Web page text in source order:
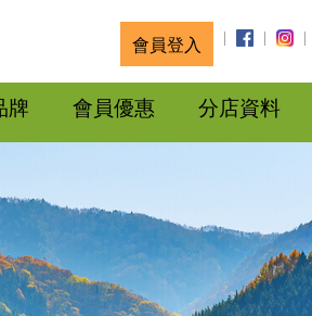
會員登入
牌 會員優惠 分店資料